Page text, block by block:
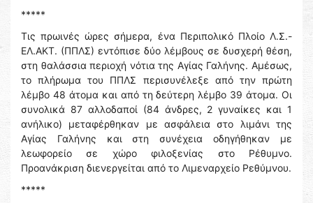
*****
Τις πρωινές ώρες σήμερα, ένα Περιπολικό Πλοίο Λ.Σ.-
ΕΛ.ΑΚΤ. (ΠΠΛΣ) εντόπισε δύο λέμβους σε δυσχερή θέση,
στη θαλάσσια περιοχή νότια της Αγίας Γαλήνης. Αμέσως,
το πλήρωμα του ΠΠΛΣ περισυνέλεξε από την πρώτη
λέμβο 48 άτομα και από τη δεύτερη λέμβο 39 άτομα. Οι
συνολικά 87 αλλοδαποί (84 άνδρες, 2 γυναίκες και 1
ανήλικο) μεταφέρθηκαν με ασφάλεια στο λιμάνι της
Αγίας Γαλήνης και στη συνέχεια οδηγήθηκαν με
λεωφορείο σε χώρο φιλοξενίας στο Ρέθυμνο.
Προανάκριση διενεργείται από το Λιμεναρχείο Ρεθύμνου.
*****